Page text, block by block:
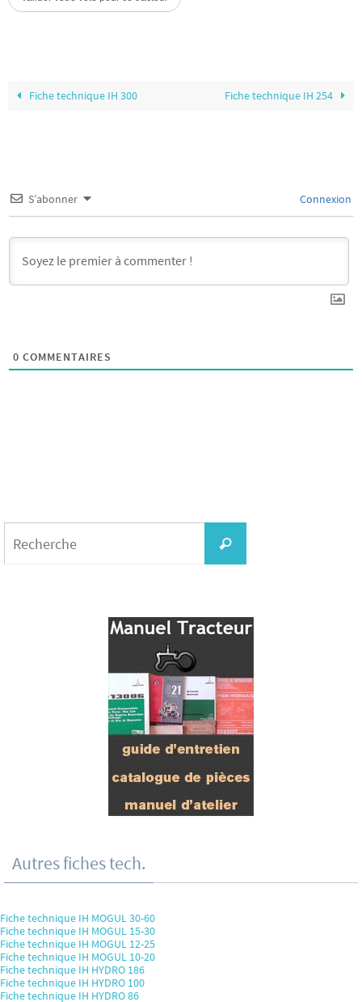
Fiche technique IH 300 Fiche technique IH 254
S’abonner Connexion
0 COMMENTAIRES
Recherche
Autres fiches tech.
Fiche technique IH MOGUL 30-60
Fiche technique IH MOGUL 15-30
Fiche technique IH MOGUL 12-25
Fiche technique IH MOGUL 10-20
Fiche technique IH HYDRO 186
Fiche technique IH HYDRO 100
Fiche technique IH HYDRO 86